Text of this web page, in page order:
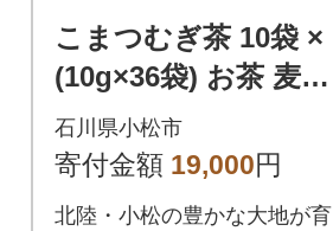
こまつむぎ茶 10袋 ×
(10g×36袋) お茶 麦茶
ノンカフェイン
石川県小松市
寄付金額 19,000円
北陸・小松の豊かな大地が育